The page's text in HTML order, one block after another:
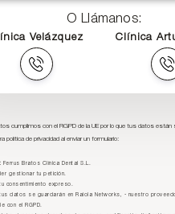
O Llámanos:
Velázquez Clínica
cumplimos con el RGPD de la UE por lo que tus datos
política de privacidad al enviar un formulario:
Ferrus Bratos Clínica Dental S.L.
gestionar tu petición.
consentimiento expreso.
datos se guardarán en Raiola Networks, - nuestro
con el RGPD.